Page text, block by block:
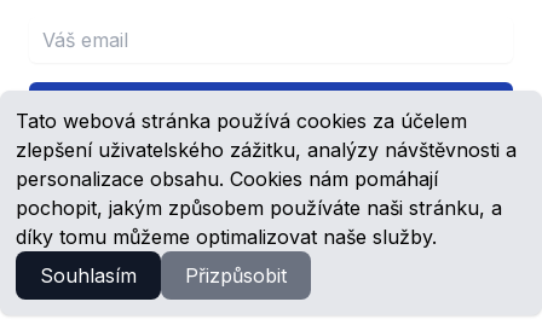
Tato webová stránka používá cookies za účelem
zlepšení uživatelského zážitku, analýzy návštěvnosti a
personalizace obsahu. Cookies nám pomáhají
pochopit, jakým způsobem používáte naši stránku, a
díky tomu můžeme optimalizovat naše služby.
Souhlasím
Přizpůsobit
Email address
Přihlášení
FacebookYouTube
© 2023 -2026Schmachtl.cz, s.r.o.